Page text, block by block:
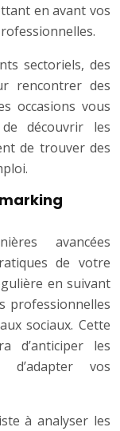
en avant vos
sectoriels, des
rencontrer des
occasions vous
découvrir les
de trouver des
avancées
de votre
en suivant
professionnelles
sociaux. Cette
d’anticiper les
vos
à analyser les